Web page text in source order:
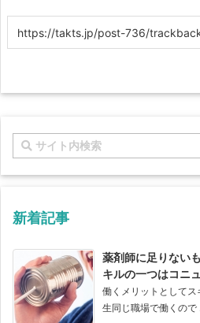
新着記事
薬剤師に足りない
キルの一つはコニ
働くメリットとして
生同じ職場で働くので